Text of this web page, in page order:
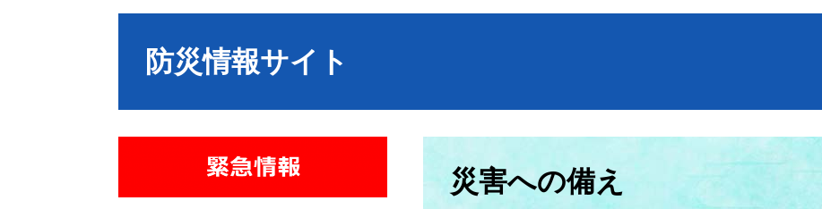
防災情報サイト
災害への備え